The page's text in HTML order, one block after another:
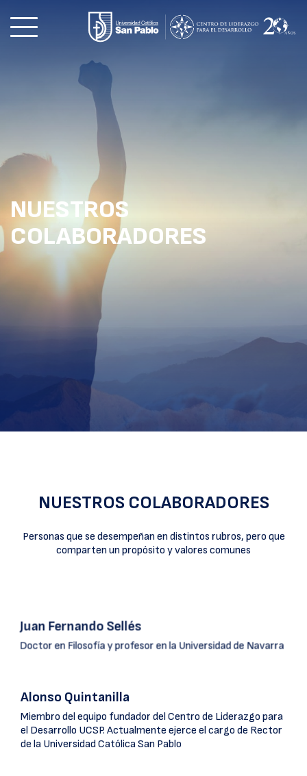
NUESTROS
COLABORADORES
NUESTROS COLABORADORES
Personas que se desempeñan en distintos rubros, pero que
comparten un propósito y valores comunes
Juan Fernando Sellés
Doctor en Filosofía y profesor en la Universidad de Navarra
Alonso Quintanilla
Miembro del equipo fundador del Centro de Liderazgo para
el Desarrollo UCSP. Actualmente ejerce el cargo de Rector
de la Universidad Católica San Pablo